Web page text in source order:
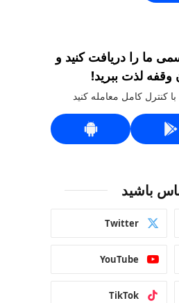
ما را دریافت کنید و
وقفه لذت ببرید!
کنترل کامل معامله کنید
باشید
Twitter
YouTube
TikTok